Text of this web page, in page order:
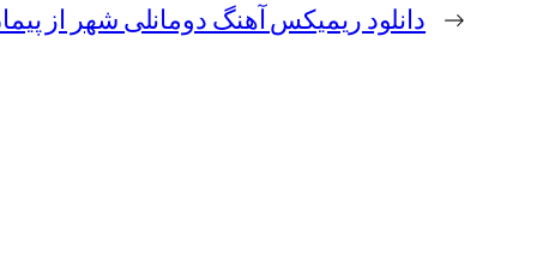
← دانلود ریمیکس آهنگ دومانلی شهر از